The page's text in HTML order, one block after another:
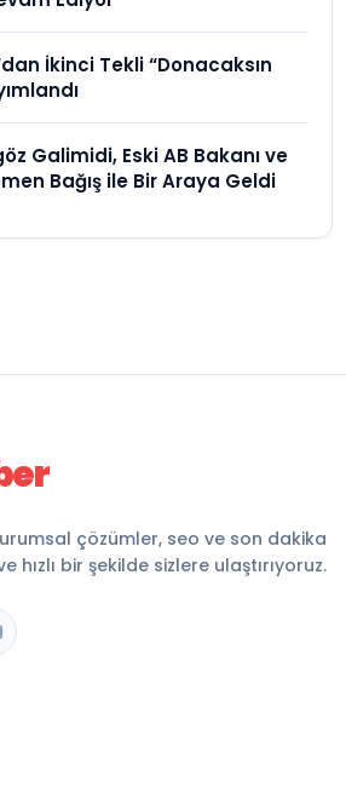
İkinci Tekli “Donacaksın
Galimidi, Eski AB Bakanı ve
Bağış ile Bir Araya Geldi
çözümler, seo ve son dakika
hızlı bir şekilde sizlere ulaştırıyoruz.